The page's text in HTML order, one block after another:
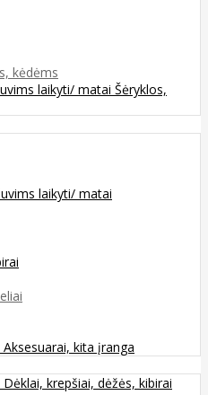
kėdėms
laikyti/ matai Šėryklos,
laikyti/ matai
Aksesuarai, kita įranga
Dėklai, krepšiai, dėžės, kibirai